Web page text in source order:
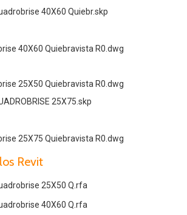
40X60 Quiebr.skp
40X60 Quiebravista R0.dwg
25X50 Quiebravista R0.dwg
25X75.skp
25X75 Quiebravista R0.dwg
Revit
25X50 Q.rfa
40X60 Q.rfa